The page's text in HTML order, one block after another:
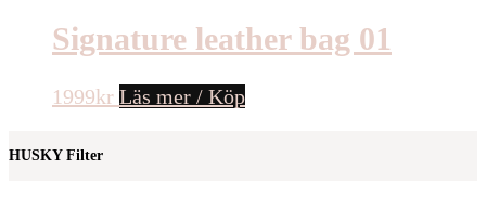
Signature leather bag 01
1999kr Läs mer / Köp
HUSKY Filter